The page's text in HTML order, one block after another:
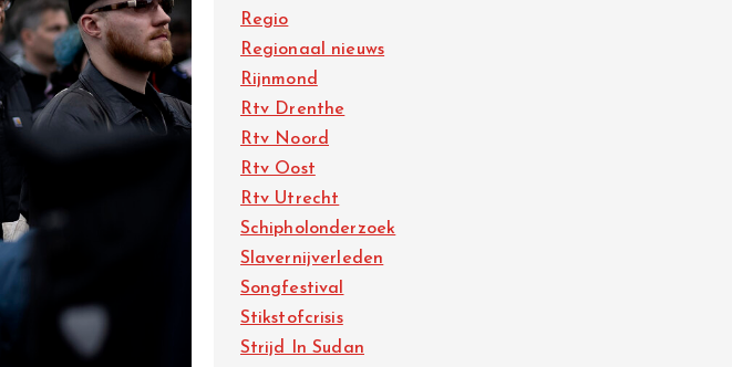
Regio
Regionaal nieuws
Rijnmond
Rtv Drenthe
Rtv Noord
Rtv Oost
Rtv Utrecht
Schipholonderzoek
Slavernijverleden
Songfestival
Stikstofcrisis
Strijd In Sudan